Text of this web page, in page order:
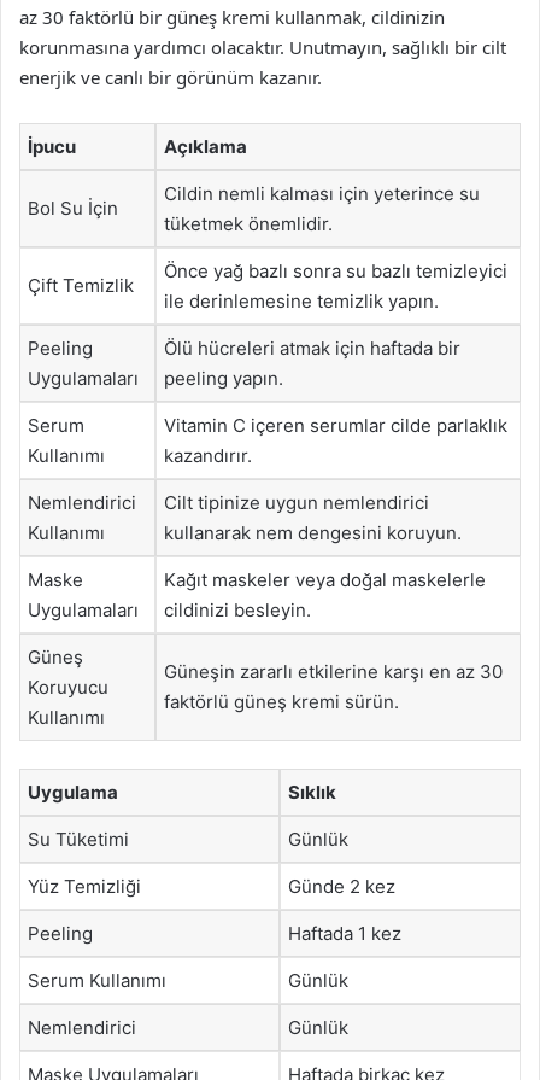
az 30 faktörlü bir güneş kremi kullanmak, cildinizin
korunmasına yardımcı olacaktır. Unutmayın, sağlıklı bir cilt
enerjik ve canlı bir görünüm kazanır.
İpucu Açıklama
Bol Su İçin
Cildin nemli kalması için yeterince su
tüketmek önemlidir.
Çift Temizlik
Önce yağ bazlı sonra su bazlı temizleyici
ile derinlemesine temizlik yapın.
Peeling
Uygulamaları
Ölü hücreleri atmak için haftada bir
peeling yapın.
Serum
Kullanımı
Vitamin C içeren serumlar cilde parlaklık
kazandırır.
Nemlendirici
Kullanımı
Cilt tipinize uygun nemlendirici
kullanarak nem dengesini koruyun.
Maske
Uygulamaları
Kağıt maskeler veya doğal maskelerle
cildinizi besleyin.
Güneş
Koruyucu
Kullanımı
Güneşin zararlı etkilerine karşı en az 30
faktörlü güneş kremi sürün.
Uygulama Sıklık
Su Tüketimi Günlük
Yüz Temizliği Günde 2 kez
Peeling Haftada 1 kez
Serum Kullanımı Günlük
Nemlendirici Günlük
Maske Uygulamaları Haftada birkaç kez